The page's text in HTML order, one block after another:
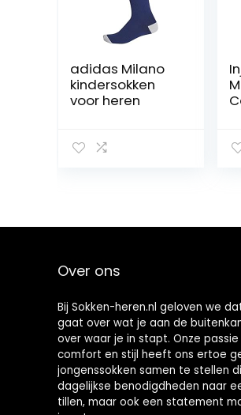
adidas Milano
kindersokken
voor heren
Over ons
Bij Sokken-heren.nl geloven we
gaat over wat je aan de
over waar je in stapt. Onze
comfort en stijl heeft ons ertoe
jongenssokken samen te stellen
dagelijkse benodigdheden naar
tillen, maar ook een statement